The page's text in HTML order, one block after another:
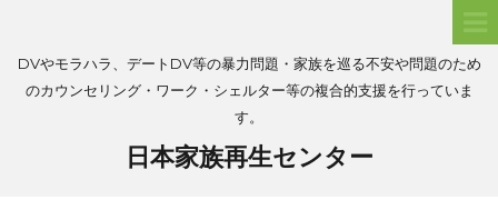
DVやモラハラ、デートDV等の暴力問題・家族を巡る不安や問題のため
のカウンセリング・ワーク・シェルター等の複合的支援を行っていま
す。
日本家族再生センター